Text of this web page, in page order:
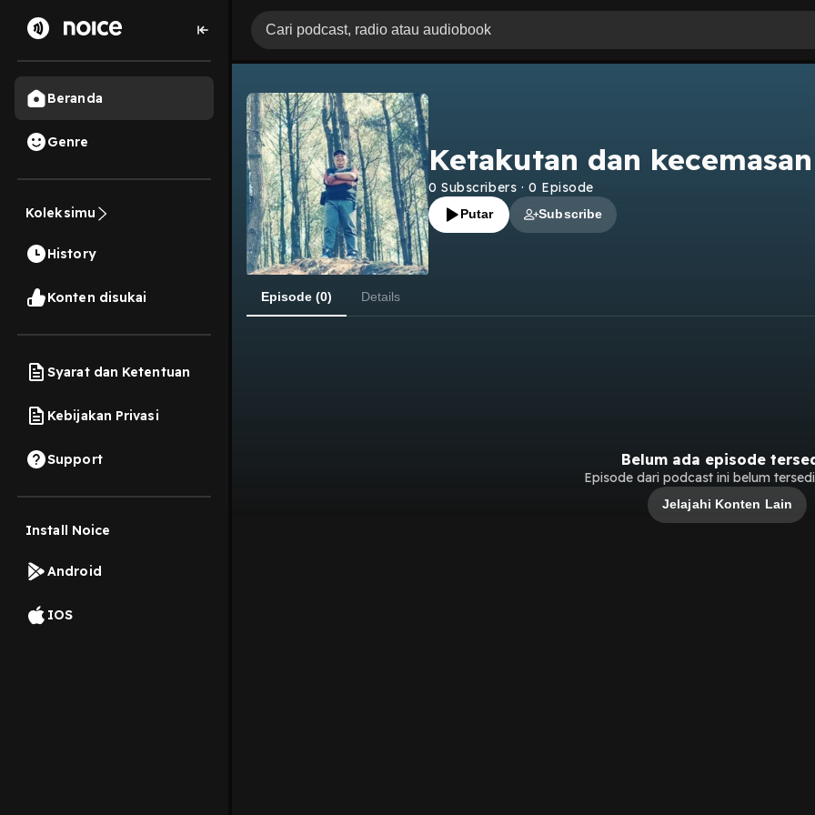
Beranda
Genre
Koleksimu
History
Konten disukai
Syarat dan Ketentuan
Kebijakan Privasi
Support
Install Noice
Android
IOS
Ketakutan dan kecemasan
0 Subscribers · 0 Episode
Putar Subscribe
Episode (0) Details
Belum ada episode
Episode dari podcast ini belum
Jelajahi Konten Lain